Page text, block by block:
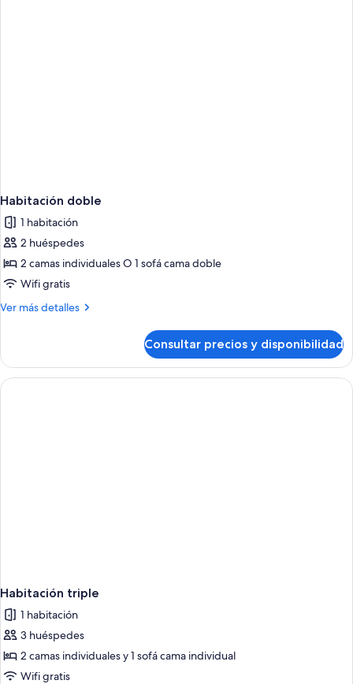
Habitación doble
1 habitación
2 huéspedes
2 camas individuales O 1 sofá cama doble
Wifi gratis
Ver más detalles
Más
doble
Consultar precios y disponibilidad
Habitación triple
1 habitación
3 huéspedes
2 camas individuales y 1 sofá cama individual
Wifi gratis